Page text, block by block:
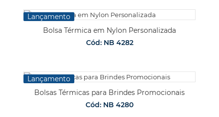
Lançamento
Bolsa Térmica em Nylon Personalizada
Cód: NB 4282
Lançamento
Bolsas Térmicas para Brindes Promocionais
Cód: NB 4280